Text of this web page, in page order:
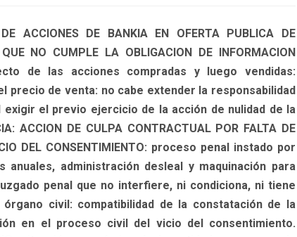
ACCIONES DE BANKIA EN OFERTA PUBLICA DE
NO CUMPLE LA OBLIGACION DE INFORMACION
de las acciones compradas y luego vendidas:
precio de venta: no cabe extender la responsabilidad
el previo ejercicio de la acción de nulidad de la
ACCION DE CULPA CONTRACTUAL POR FALTA DE
DEL CONSENTIMIENTO: proceso penal instado por
administración desleal y maquinación para
penal que no interfiere, ni condiciona, ni tiene
civil: compatibilidad de la constatación de la
en el proceso civil del vicio del consentimiento.